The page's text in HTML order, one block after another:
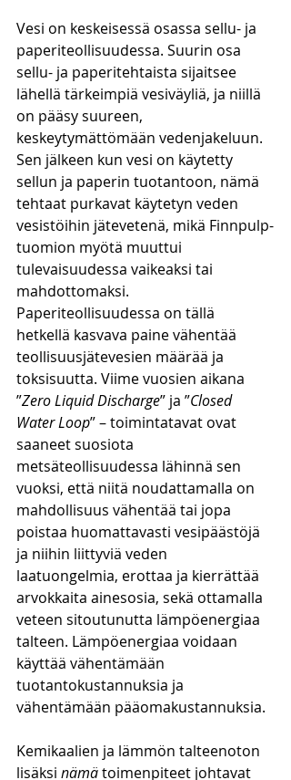
Vesi on keskeisessä osassa sellu- ja
paperiteollisuudessa. Suurin osa
sellu- ja paperitehtaista sijaitsee
lähellä tärkeimpiä vesiväyliä, ja niillä
on pääsy suureen,
keskeytymättömään vedenjakeluun.
Sen jälkeen kun vesi on käytetty
sellun ja paperin tuotantoon, nämä
tehtaat purkavat käytetyn veden
vesistöihin jätevetenä, mikä Finnpulp-
tuomion myötä muuttui
tulevaisuudessa vaikeaksi tai
mahdottomaksi.
Paperiteollisuudessa on tällä
hetkellä kasvava paine vähentää
teollisuusjätevesien määrää ja
toksisuutta. Viime vuosien aikana
”Zero Liquid Discharge” ja ”Closed
Water Loop” – toimintatavat ovat
saaneet suosiota
metsäteollisuudessa lähinnä sen
vuoksi, että niitä noudattamalla on
mahdollisuus vähentää tai jopa
poistaa huomattavasti vesipäästöjä
ja niihin liittyviä veden
laatuongelmia, erottaa ja kierrättää
arvokkaita ainesosia, sekä ottamalla
veteen sitoutunutta lämpöenergiaa
talteen. Lämpöenergiaa voidaan
käyttää vähentämään
tuotantokustannuksia ja
vähentämään pääomakustannuksia.
Kemikaalien ja lämmön talteenoton
lisäksi nämä toimenpiteet johtavat